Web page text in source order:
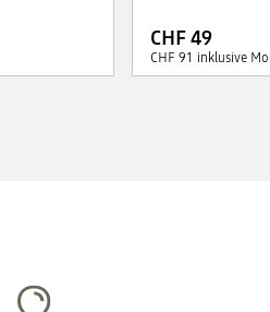
CHF 49
CHF 91 inklusive